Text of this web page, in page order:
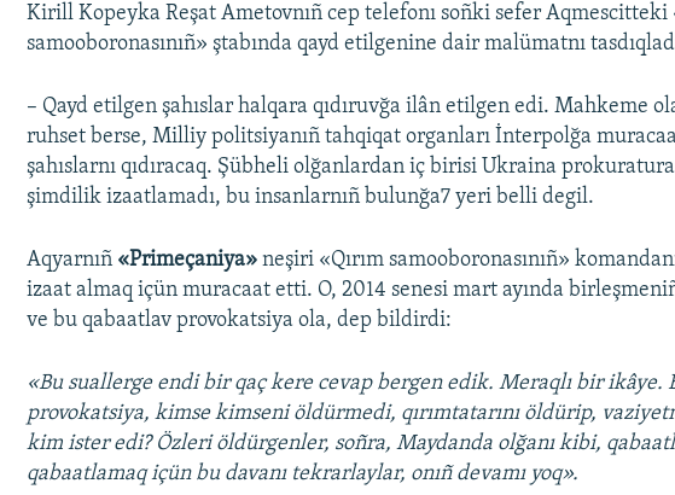
Kirill Kopeyka Reşat Ametovnıñ cep telefonı soñki sefer Aqmescitteki
samooboronasınıñ» ştabında qayd etilgenine dair malümatnı
– Qayd etilgen şahıslar halqara qıdıruvğa ilân etilgen edi. Mahkeme
ruhset berse, Milliy politsiyanıñ tahqiqat organları İnterpolğa
şahıslarnı qıdıracaq. Şübheli olğanlardan iç birisi Ukraina
şimdilik izaatlamadı, bu insanlarnıñ bulunğa7 yeri belli degil.
Aqyarnıñ «Primeçaniya» neşiri «Qırım samooboronasınıñ»
izaat almaq içün muracaat etti. O, 2014 senesi mart ayında
ve bu qabaatlav provokatsiya ola, dep bildirdi:
«Bu suallerge endi bir qaç kere cevap bergen edik. Meraqlı bir ikâye.
provokatsiya, kimse kimseni öldürmedi, qırımtatarını öldürip,
kim ister edi? Özleri öldürgenler, soñra, Maydanda olğanı kibi,
qabaatlamaq içün bu davanı tekrarlaylar, onıñ devamı yoq».